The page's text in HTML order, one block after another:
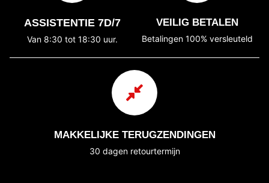
ASSISTENTIE 7D/7
Van 8:30 tot 18:30 uur.
VEILIG BETALEN
Betalingen 100% versleuteld
MAKKELIJKE TERUGZENDINGEN
30 dagen retourtermijn